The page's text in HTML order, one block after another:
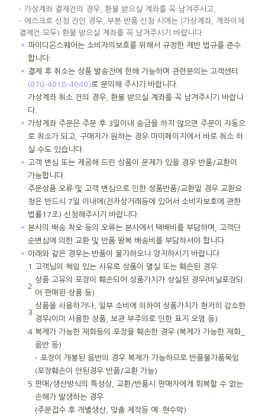
- 가상계좌 결제건의 경우, 환불 받으실 계좌를 꼭 남겨주시고,
- 에스크로 신청 건인 경우, 부분 반품 신청 시에는 (가상계좌, 계좌이체
결제건 모두) 환불 받으실 계좌를 꼭 남겨주시기 바랍니다.
＊ 파이디온스퀘어는 소비자의보호를 위해서 규정한 제반 법규를 준수
합니다.
＊ 결제 후 취소는 상품 발송전에 한해 가능하며 관련문의는 고객센터
(070-4018-4040)로 문의해 주시기 바랍니다.
가상계좌 취소 건의 경우, 환불 받으실 계좌를 꼭 남겨주시기 바랍니
다.
＊ 가상계좌 주문은 주문 후 3일이내 송금을 하지 않으면 주문이 자동으
로 취소가 되고, 구매자가 원하는 경우 마이페이지에서 바로 취소 하
실 수도 있습니다.
＊ 고객 변심 또는 제공해 드린 상품이 문제가 있을 경우 반품/교환이
가능합니다.
주문상품 오류 및 고객 변심으로 인한 상품반품/교환일 경우 교환요
청은 반드시 7일 이내에(전자상거래등에 있어서 소비자보호에 관한
법률17조) 신청해주시기 바랍니다.
＊ 본사의 배송 착오 등의 오류는 본사에서 택배비를 부담하며, 고객단
순변심에 의한 교환 및 반품 왕복 배송비를 부담하셔야 합니다.
＊ 아래와 같은 경우는 반품이 불가하오니 양지하시기 바랍니다.
1. 고객님의 책임 있는 사유로 상품이 멸실 또는 훼손된 경우
2.
상품 고유의 포장이 훼손되어 상품가치가 상실된 경우(비닐포장되
어 판매된 상품 등)
3.
상품을 사용하거나, 일부 소비에 의하여 상품가치가 현저히 감소한
경우(이미 사용한 상품, 보관 부주의로 인한 표지 오염 등)
4. 복제가 가능한 재화등의 포장을 훼손한 경우 (복제가 가능한 재화_
음반 등)
- 포장이 개봉된 음반의 경우 복제가 가능하므로 반품불가품목임
(포장훼손이 안된경우 반품/교환 가능)
5. 판매/생산방식의 특성상, 교환/반품시 판매자에게 회복할 수 없는
손해가 발생하는 경우
(주문접수 후 개별생산, 맞춤 제작등 예: 현수막)